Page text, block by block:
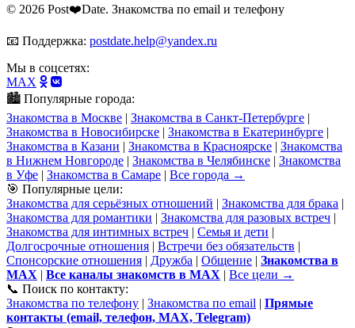
© 2026 Post❤️Date. Знакомства по email и телефону
📧 Поддержка: postdate.help@yandex.ru
Мы в соцсетях:
MAX
🏙️ Популярные города:
Знакомства в Москве | Знакомства в Санкт-Петербурге |
Знакомства в Новосибирске | Знакомства в Екатеринбурге |
Знакомства в Казани | Знакомства в Красноярске | Знакомства
в Нижнем Новгороде | Знакомства в Челябинске | Знакомства
в Уфе | Знакомства в Самаре | Все города →
🎯 Популярные цели:
Знакомства для серьёзных отношений | Знакомства для брака |
Знакомства для романтики | Знакомства для разовых встреч |
Знакомства для интимных встреч | Семья и дети |
Долгосрочные отношения | Встречи без обязательств |
Спонсорские отношения | Дружба | Общение | Знакомства в
MAX | Все каналы знакомств в MAX | Все цели →
📞 Поиск по контакту:
Знакомства по телефону | Знакомства по email | Прямые
контакты (email, телефон, MAX, Telegram)